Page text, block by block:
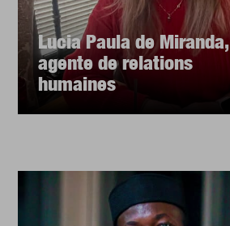
Lucia Paula de Miranda,
agente de relations
humaines